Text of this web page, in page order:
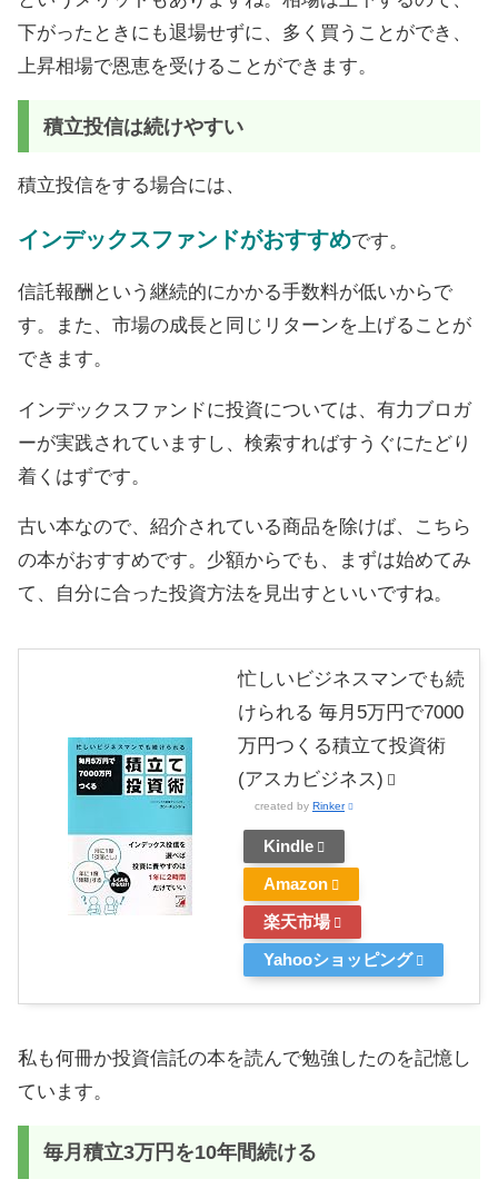
下がったときにも退場せずに、多く買うことができ、
上昇相場で恩恵を受けることができます。
積立投信は続けやすい
積立投信をする場合には、
インデックスファンドがおすすめです。
信託報酬という継続的にかかる手数料が低いからで
す。また、市場の成長と同じリターンを上げることが
できます。
インデックスファンドに投資については、有力ブロガ
ーが実践されていますし、検索すればすうぐにたどり
着くはずです。
古い本なので、紹介されている商品を除けば、こちら
の本がおすすめです。少額からでも、まずは始めてみ
て、自分に合った投資方法を見出すといいですね。
忙しいビジネスマンでも続
けられる 毎月5万円で7000
万円つくる積立て投資術
(アスカビジネス)
created by Rinker
Kindle
Amazon
楽天市場
Yahooショッピング
私も何冊か投資信託の本を読んで勉強したのを記憶し
ています。
毎月積立3万円を10年間続ける